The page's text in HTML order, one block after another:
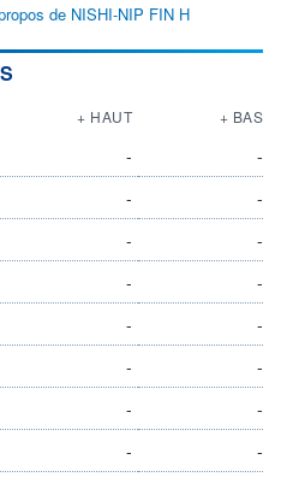
de NISHI-NIP FIN H
+ HAUT + BAS
-
-
-
-
-
-
-
-
-
-
-
-
-
-
-
-